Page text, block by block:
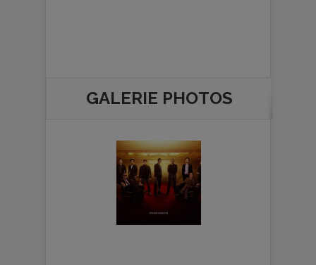
GALERIE PHOTOS